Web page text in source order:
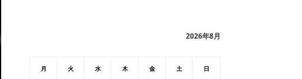
2026年8月
月 火 水 木 金 土 日